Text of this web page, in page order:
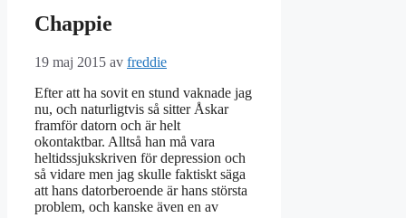
Chappie
19 maj 2015 av freddie
Efter att ha sovit en stund vaknade jag
nu, och naturligtvis så sitter Åskar
framför datorn och är helt
okontaktbar. Alltså han må vara
heltidssjukskriven för depression och
så vidare men jag skulle faktiskt säga
att hans datorberoende är hans största
problem, och kanske även en av